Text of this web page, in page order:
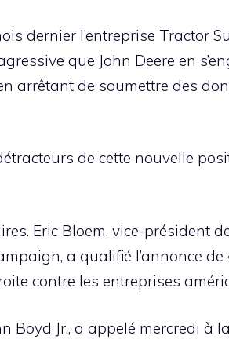
dernier l’entreprise Tractor
que John Deere en
arrêtant de soumettre des
de cette nouvelle
Eric Bloem, vice-président
a qualifié l’annonce de
contre les entreprises
Boyd Jr., a appelé mercredi à